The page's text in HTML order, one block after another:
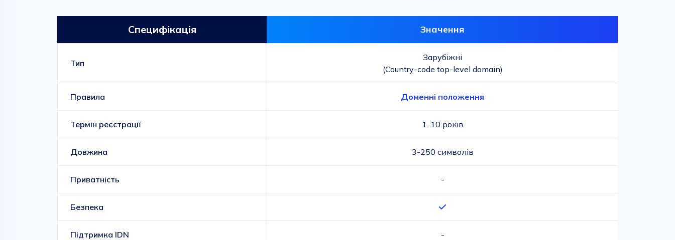
Специфікація Значення
Тип
Зарубіжні
(Country-code top-level domain)
Правила Доменні положення
Термін реєстрації 1-10 років
Довжина 3-250 символів
Приватність -
Безпека
Підтримка IDN -